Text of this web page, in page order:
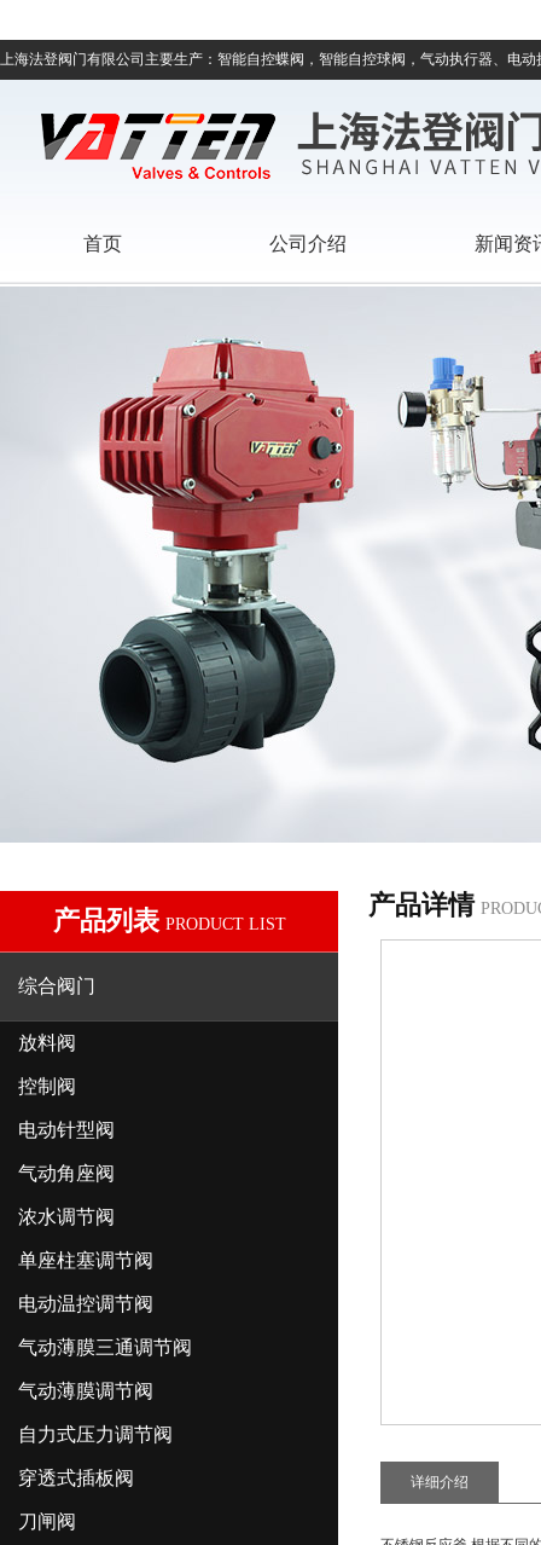
上海法登阀门有限公司主要生产：智能自控蝶阀，智能自控球阀，气动执行器、电
首页 公司介绍 新闻资
产品列表 PRODUCT LIST
综合阀门
放料阀
控制阀
电动针型阀
气动角座阀
浓水调节阀
单座柱塞调节阀
电动温控调节阀
气动薄膜三通调节阀
气动薄膜调节阀
自力式压力调节阀
穿透式插板阀
刀闸阀
产品详情
详细介绍